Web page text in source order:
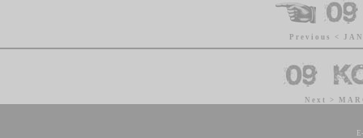
Previous <
Next >